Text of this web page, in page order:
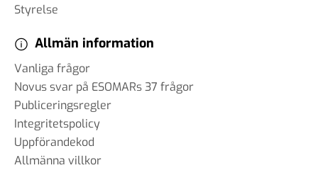
Styrelse
Allmän information
Vanliga frågor
Novus svar på ESOMARs 37 frågor
Publiceringsregler
Integritetspolicy
Uppförandekod
Allmänna villkor